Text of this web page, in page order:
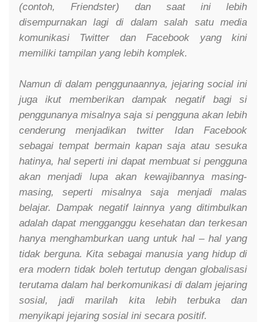
(contoh, Friendster) dan saat ini lebih
disempurnakan lagi di dalam salah satu media
komunikasi Twitter dan Facebook yang kini
memiliki tampilan yang lebih komplek.
Namun di dalam penggunaannya, jejaring social ini
juga ikut memberikan dampak negatif bagi si
penggunanya misalnya saja si pengguna akan lebih
cenderung menjadikan twitter Idan Facebook
sebagai tempat bermain kapan saja atau sesuka
hatinya, hal seperti ini dapat membuat si pengguna
akan menjadi lupa akan kewajibannya masing-
masing, seperti misalnya saja menjadi malas
belajar. Dampak negatif lainnya yang ditimbulkan
adalah dapat mengganggu kesehatan dan terkesan
hanya menghamburkan uang untuk hal – hal yang
tidak berguna. Kita sebagai manusia yang hidup di
era modern tidak boleh tertutup dengan globalisasi
terutama dalam hal berkomunikasi di dalam jejaring
sosial, jadi marilah kita lebih terbuka dan
menyikapi jejaring sosial ini secara positif.